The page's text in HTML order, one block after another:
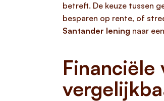
betreft. De keuze tussen
besparen op rente, of
Santander lening naar
Financiële